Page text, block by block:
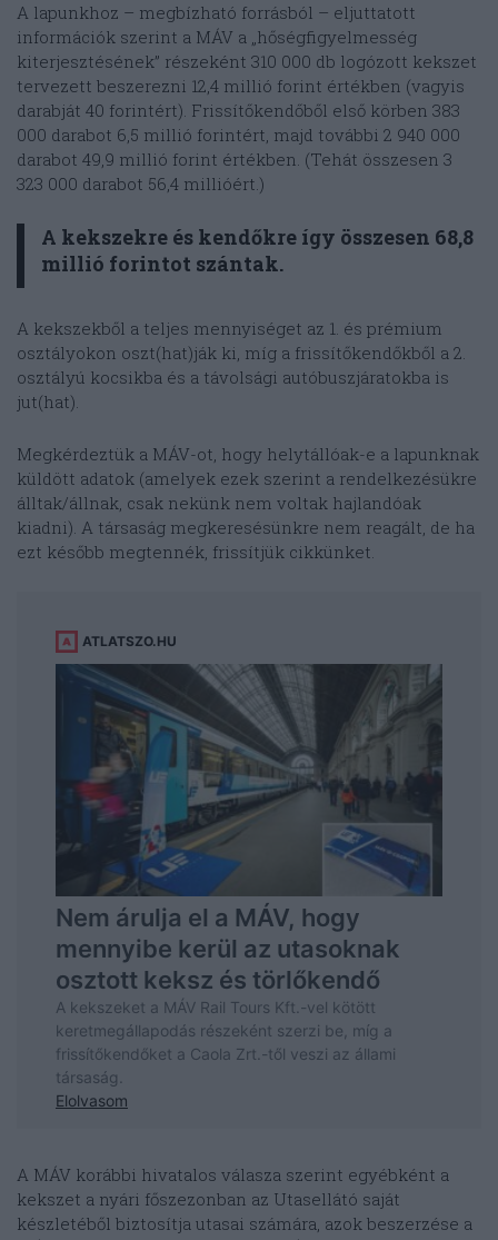
A lapunkhoz – megbízható forrásból – eljuttatott
információk szerint a MÁV a „hőségfigyelmesség
kiterjesztésének” részeként 310 000 db logózott kekszet
tervezett beszerezni 12,4 millió forint értékben (vagyis
darabját 40 forintért). Frissítőkendőből első körben 383
000 darabot 6,5 millió forintért, majd további 2 940 000
darabot 49,9 millió forint értékben. (Tehát összesen 3
323 000 darabot 56,4 millióért.)
A kekszekre és kendőkre így összesen 68,8
millió forintot szántak.
A kekszekből a teljes mennyiséget az 1. és prémium
osztályokon oszt(hat)ják ki, míg a frissítőkendőkből a 2.
osztályú kocsikba és a távolsági autóbuszjáratokba is
jut(hat).
Megkérdeztük a MÁV-ot, hogy helytállóak-e a lapunknak
küldött adatok (amelyek ezek szerint a rendelkezésükre
álltak/állnak, csak nekünk nem voltak hajlandóak
kiadni). A társaság megkeresésünkre nem reagált, de ha
ezt később megtennék, frissítjük cikkünket.
A MÁV korábbi hivatalos válasza szerint egyébként a
kekszet a nyári főszezonban az Utasellátó saját
készletéből biztosítja utasai számára, azok beszerzése a